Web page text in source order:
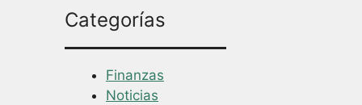
Categorías
Finanzas
Noticias